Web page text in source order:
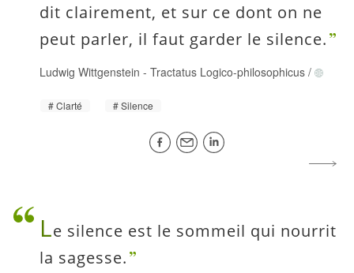
dit clairement, et sur ce dont on ne
peut parler, il faut garder le silence.
Ludwig Wittgenstein - Tractatus Logico-philosophicus /
Clarté Silence
Le silence est le sommeil qui nourrit
la sagesse.